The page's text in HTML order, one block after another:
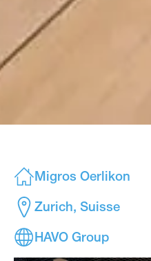
Migros Oerlikon
Zurich, Suisse
HAVO Group